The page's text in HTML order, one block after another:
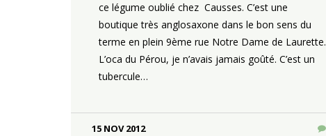
ce légume oublié chez Causses. C’est une
boutique très anglosaxone dans le bon sens du
terme en plein 9ème rue Notre Dame de Laurette.
L’oca du Pérou, je n’avais jamais goûté. C’est un
tubercule…
15 NOV 2012